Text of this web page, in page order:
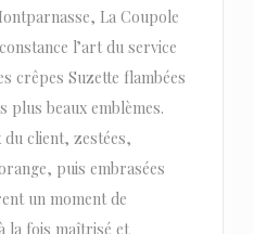
La Coupole
l’art du service
crêpes Suzette flambées
plus beaux emblèmes.
du client, zestées,
puis embrasées
un moment de
la fois maîtrisé et